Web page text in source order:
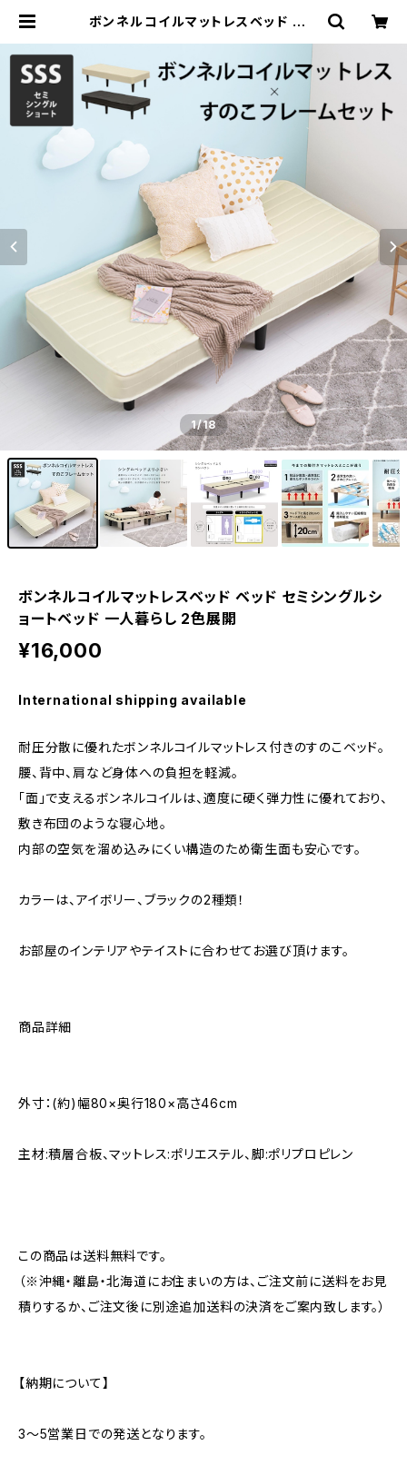
ボンネルコイルマットレスベッド ベッ
1/18
ボンネルコイルマットレスベッド ベッド セミシングルシ
ョートベッド 一人暮らし 2色展開
¥16,000
International shipping available
耐圧分散に優れたボンネルコイルマットレス付きのすのこベッド。
腰、背中、肩など身体への負担を軽減。
「面」で支えるボンネルコイルは、適度に硬く弾力性に優れており、
敷き布団のような寝心地。
内部の空気を溜め込みにくい構造のため衛生面も安心です。
カラーは、アイボリー、ブラックの2種類！
お部屋のインテリアやテイストに合わせてお選び頂けます。
商品詳細
外寸：(約)幅80×奥行180×高さ46cm
主材:積層合板、マットレス:ポリエステル、脚:ポリプロピレン
この商品は送料無料です。
（※沖縄・離島・北海道にお住まいの方は、ご注文前に送料をお見
積りするか、ご注文後に別途追加送料の決済をご案内致します。）
【納期について】
3〜5営業日での発送となります。